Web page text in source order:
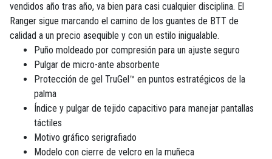
vendidos año tras año, va bien para casi cualquier disciplina. El
Ranger sigue marcando el camino de los guantes de BTT de
calidad a un precio asequible y con un estilo inigualable.
Puño moldeado por compresión para un ajuste seguro
Pulgar de micro-ante absorbente
Protección de gel TruGel™ en puntos estratégicos de la
palma
Índice y pulgar de tejido capacitivo para manejar pantallas
táctiles
Motivo gráfico serigrafiado
Modelo con cierre de velcro en la muñeca